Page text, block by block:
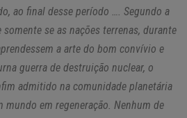
ao final desse período …. Segundo a
se as nações terrenas, durante
a arte do bom convívio e
guerra de destruição nuclear, o
admitido na comunidade planetária
mundo em regeneração. Nenhum de